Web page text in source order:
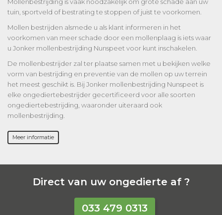
Mollenbestrijding is vaak noodzakelijk om grote schade aan uw
tuin, sportveld of bestrating te stoppen of juist te voorkomen.
Mollen bestrijden alsmede u als klant informeren in het
voorkomen van meer schade door een mollenplaag is iets waar
u Jonker mollenbestrijding Nunspeet voor kunt inschakelen.
De mollenbestrijder zal ter plaatse samen met u bekijken welke
vorm van bestrijding en preventie van de mollen op uw terrein
het meest geschikt is. Bij Jonker mollenbestrijding Nunspeet is
elke ongediertebestrijder gecertificeerd voor alle soorten
ongediertebestrijding, waaronder uiteraard ook
mollenbestrijding.
Meer informatie
Direct van uw ongedierte af ?
033 479 0313